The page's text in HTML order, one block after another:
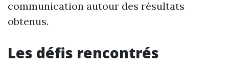
communication autour des résultats
obtenus.
Les défis rencontrés